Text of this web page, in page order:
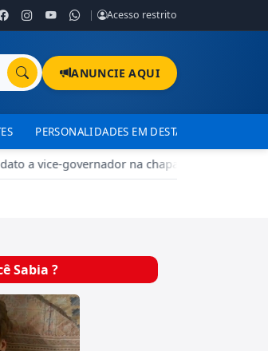
| Acesso restrito
ANUNCIE AQUI
PERSONALIDADES EM DESTAQUE
a vice-governador na chapa de José Roberto
Sabia ?